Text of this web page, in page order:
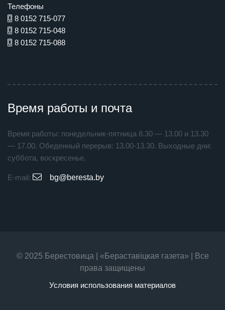
Телефоны
8 0152 715-077
8 0152 715-048
8 0152 715-088
Время работы и почта
Время работы: понедельник-пятница 8.30 — 13.00 и 13.30
— 17.00. Обеденный перерыв: 13.00-13.30. Выходные дни:
суббота, воскресенье.
E-mail: bg@beresta.by
© 2025 Берестовица | «Бераставiцкая газета» | Все
права защищены
Условия использования материалов